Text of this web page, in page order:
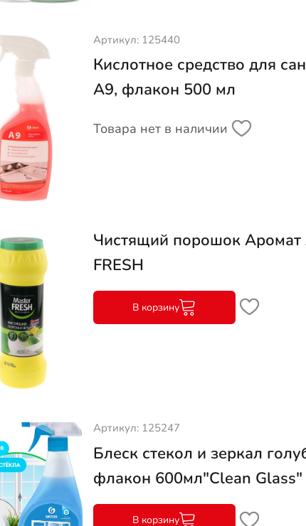
Артикул: 125440
Кислотное средство для
A9, флакон 500 мл
Товара нет в наличии
Чистящий порошок Аромат
FRESH
В корзину
Артикул: 125247
Блеск стекол и зеркал
флакон 600мл"Clean Glass"
В корзину